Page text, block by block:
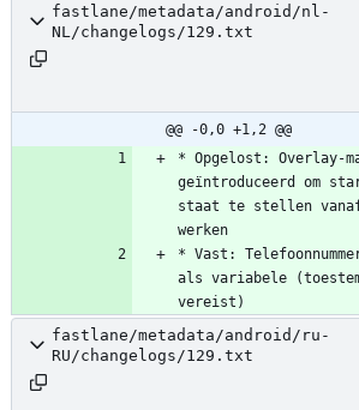
fastlane/metadata/android/nl-
NL/changelogs/129.txt
@@ -0,0 +1,2 @@
* Opgelost: Overlay-
geïntroduceerd om
staat te stellen
* Vast:
als variabele
vereist)
fastlane/metadata/android/ru-
RU/changelogs/129.txt